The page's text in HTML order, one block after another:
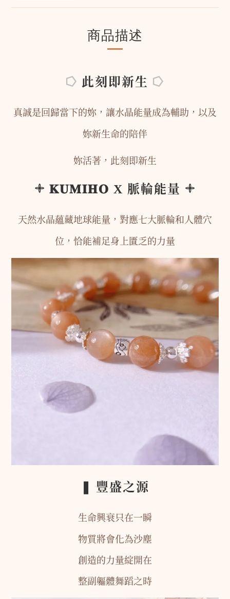
商品描述
⭔ 此刻即新生 ⭔
真誠是回歸當下的妳，讓水晶能量成為輔助，以及
妳新生命的陪伴
妳活著，此刻即新生
𓇬 𝐊𝐔𝐌𝐈𝐇𝐎 X 脈輪能量 𓇬
天然水晶蘊藏地球能量，對應七大脈輪和人體穴
位，恰能補足身上匱乏的力量
❚ 豐盛之源
生命興衰只在一瞬
物質將會化為沙塵
創造的力量綻開在
整副軀體舞蹈之時